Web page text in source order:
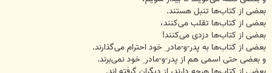
بعضی از کتاب‌ها تنبل هستند.
بعضی از کتاب‌ها تقلب می‌کنند،
بعضی از کتاب‌ها دزدی می‌کنند!
بعضی از کتاب‌ها به پدر-و-مادر ِ خود احترام می‌گذارند.
و بعضی حتی اسمی هم از پدر-و-مادر ِ خود نمی‌برند.